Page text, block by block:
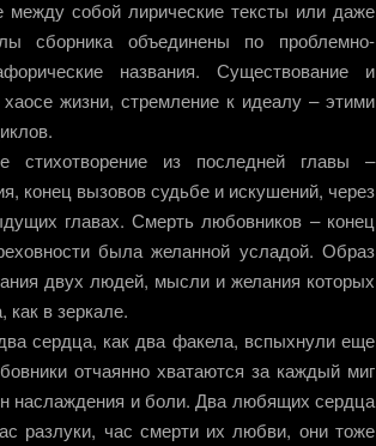
собой лирические тексты или даже
сборника объединены по проблемно-
названия. Существование и
жизни, стремление к идеалу – этими
стихотворение из последней главы –
конец вызовов судьбе и искушений, через
главах. Смерть любовников – конец
была желанной усладой. Образ
двух людей, мысли и желания которых
как в зеркале.
сердца, как два факела, вспыхнули еще
отчаянно хватаются за каждый миг
наслаждения и боли. Два любящих сердца
разлуки, час смерти их любви, они тоже